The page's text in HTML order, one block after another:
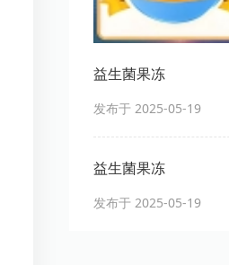
益生菌果冻
发布于 2025-05-19
益生菌果冻
发布于 2025-05-19